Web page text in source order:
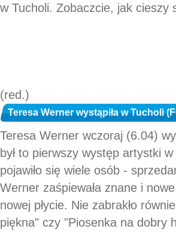
w Tucholi. Zobaczcie, jak cieszy
(red.)
Teresa Werner wystąpiła w Tucholi
Teresa Werner wczoraj (6.04)
był to pierwszy występ artystki
pojawiło się wiele osób -
Werner zaśpiewała znane i
nowej płycie. Nie zabrakło
piękna" czy "Piosenka na dobry